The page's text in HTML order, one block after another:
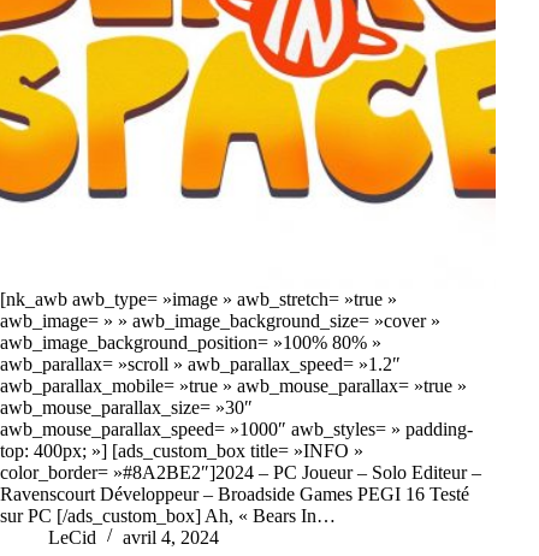
[nk_awb awb_type= »image » awb_stretch= »true »
awb_image= » » awb_image_background_size= »cover »
awb_image_background_position= »100% 80% »
awb_parallax= »scroll » awb_parallax_speed= »1.2″
awb_parallax_mobile= »true » awb_mouse_parallax= »true »
awb_mouse_parallax_size= »30″
awb_mouse_parallax_speed= »1000″ awb_styles= » padding-
top: 400px; »] [ads_custom_box title= »INFO »
color_border= »#8A2BE2″]2024 – PC Joueur – Solo Editeur –
Ravenscourt Développeur – Broadside Games PEGI 16 Testé
sur PC [/ads_custom_box] Ah, « Bears In…
LeCid
avril 4, 2024